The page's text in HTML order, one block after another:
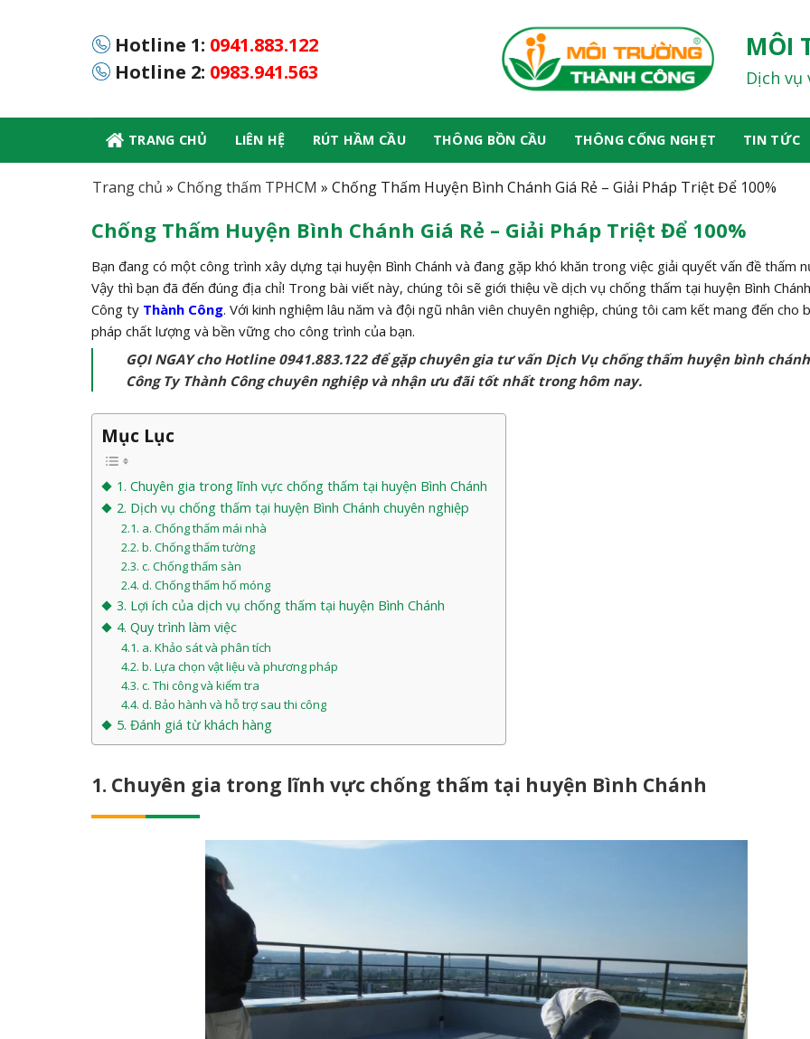
Hotline 1: 0941.883.122
Hotline 2: 0983.941.563
MÔI
Dịch
TRANG CHỦ LIÊN HỆ RÚT HẦM CẦU THÔNG BỒN CẦU THÔNG CỐNG NGHẸT TIN TỨC
Trang chủ » Chống thấm TPHCM » Chống Thấm Huyện Bình Chánh Giá Rẻ – Giải Pháp Triệt Để 100%
Chống Thấm Huyện Bình Chánh Giá Rẻ – Giải Pháp Triệt Để 100%
Bạn đang có một công trình xây dựng tại huyện Bình Chánh và đang gặp khó khăn trong việc giải quyết vấn đề thấm
Vậy thì bạn đã đến đúng địa chỉ! Trong bài viết này, chúng tôi sẽ giới thiệu về dịch vụ chống thấm tại huyện Bình
Công ty Thành Công. Với kinh nghiệm lâu năm và đội ngũ nhân viên chuyên nghiệp, chúng tôi cam kết mang đến cho
pháp chất lượng và bền vững cho công trình của bạn.
GỌI NGAY cho Hotline 0941.883.122 để gặp chuyên gia tư vấn Dịch Vụ chống thấm huyện bình
Công Ty Thành Công chuyên nghiệp và nhận ưu đãi tốt nhất trong hôm nay.
Mục Lục
1. Chuyên gia trong lĩnh vực chống thấm tại huyện Bình Chánh
2. Dịch vụ chống thấm tại huyện Bình Chánh chuyên nghiệp
a. Chống thấm mái nhà
b. Chống thấm tường
c. Chống thấm sàn
d. Chống thấm hố móng
3. Lợi ích của dịch vụ chống thấm tại huyện Bình Chánh
4. Quy trình làm việc
a. Khảo sát và phân tích
b. Lựa chọn vật liệu và phương pháp
c. Thi công và kiểm tra
d. Bảo hành và hỗ trợ sau thi công
5. Đánh giá từ khách hàng
1. Chuyên gia trong lĩnh vực chống thấm tại huyện Bình Chánh